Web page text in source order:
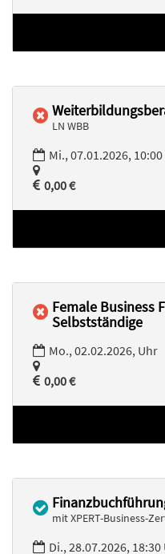
LN WBB
Mi., 07.01.2026,
0,00 €
Female Business
Selbstständige
Mo., 02.02.2026, Uhr
0,00 €
mit XPERT-Business-
Di., 28.07.2026, 18:30